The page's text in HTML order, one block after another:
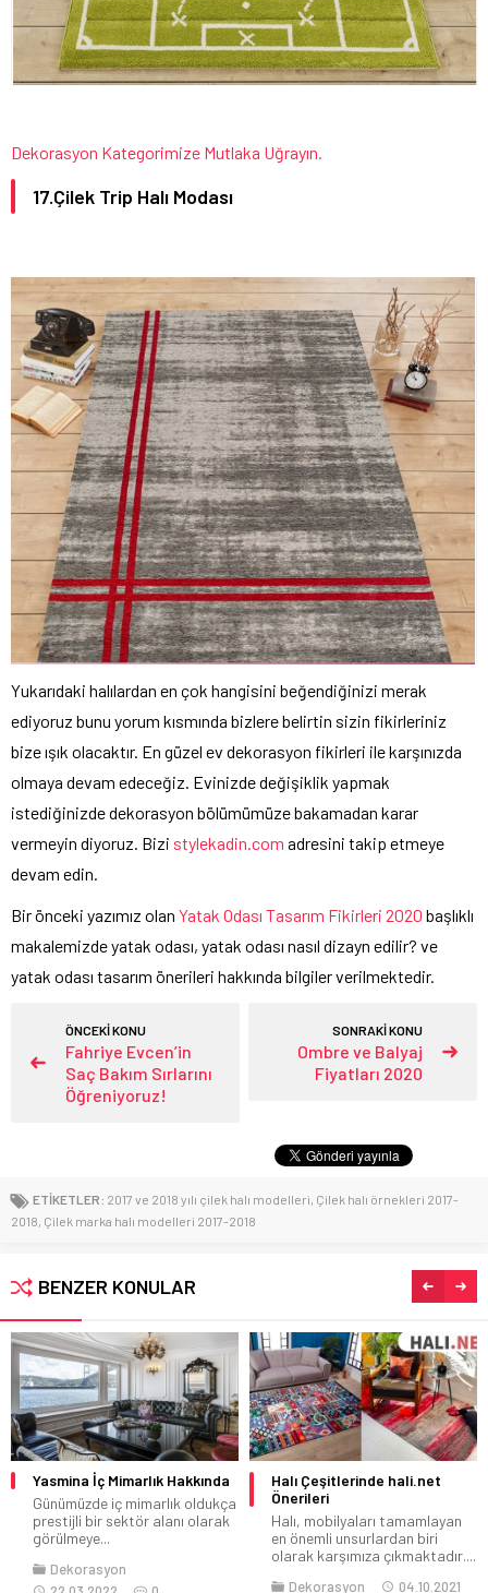
Dekorasyon Kategorimize Mutlaka Uğrayın.
17.Çilek Trip Halı Modası
Yukarıdaki halılardan en çok hangisini beğendiğinizi merak
ediyoruz bunu yorum kısmında bizlere belirtin sizin fikirleriniz
bize ışık olacaktır. En güzel ev dekorasyon fikirleri ile karşınızda
olmaya devam edeceğiz. Evinizde değişiklik yapmak
istediğinizde dekorasyon bölümümüze bakamadan karar
vermeyin diyoruz. Bizi stylekadin.com adresini takip etmeye
devam edin.
Bir önceki yazımız olan Yatak Odası Tasarım Fikirleri 2020 başlıklı
makalemizde yatak odası, yatak odası nasıl dizayn edilir? ve
yatak odası tasarım önerileri hakkında bilgiler verilmektedir.
ÖNCEKİ KONU
Fahriye Evcen’in
Saç Bakım Sırlarını
Öğreniyoruz!
SONRAKİ KONU
Ombre ve Balyaj
Fiyatları 2020
ETİKETLER: 2017 ve 2018 yılı çilek halı modelleri, Çilek halı örnekleri 2017-
2018, Çilek marka halı modelleri 2017-2018
BENZER KONULAR
Yasmina İç Mimarlık Hakkında
Günümüzde iç mimarlık oldukça
prestijli bir sektör alanı olarak
görülmeye...
Dekorasyon
Halı Çeşitlerinde hali.net
Önerileri
Halı, mobilyaları tamamlayan
en önemli unsurlardan biri
olarak karşımıza çıkmaktadır....
Dekorasyon 04.10.2021